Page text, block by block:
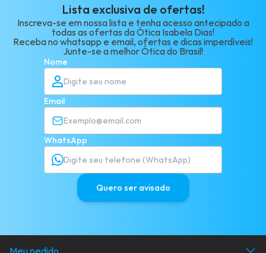
Lista exclusiva de ofertas!
Inscreva-se em nossa lista e tenha acesso antecipado a
todas as ofertas da Ótica Isabela Dias!
Receba no whatsapp e email, ofertas e dicas imperdíveis!
Junte-se a melhor Ótica do Brasil!
Nome
Email
WhatsApp
Quero ser avisado